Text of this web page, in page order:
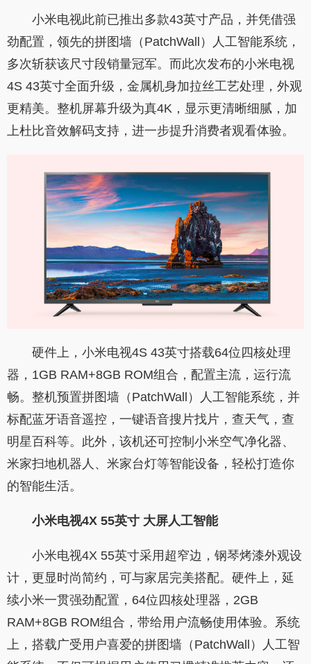
小米电视此前已推出多款43英寸产品，并凭借强
劲配置，领先的拼图墙（PatchWall）人工智能系统，
多次斩获该尺寸段销量冠军。而此次发布的小米电视
4S 43英寸全面升级，金属机身加拉丝工艺处理，外观
更精美。整机屏幕升级为真4K，显示更清晰细腻，加
上杜比音效解码支持，进一步提升消费者观看体验。
硬件上，小米电视4S 43英寸搭载64位四核处理
器，1GB RAM+8GB ROM组合，配置主流，运行流
畅。整机预置拼图墙（PatchWall）人工智能系统，并
标配蓝牙语音遥控，一键语音搜片找片，查天气，查
明星百科等。此外，该机还可控制小米空气净化器、
米家扫地机器人、米家台灯等智能设备，轻松打造你
的智能生活。
小米电视4X 55英寸 大屏人工智能
小米电视4X 55英寸采用超窄边，钢琴烤漆外观设
计，更显时尚简约，可与家居完美搭配。硬件上，延
续小米一贯强劲配置，64位四核处理器，2GB
RAM+8GB ROM组合，带给用户流畅使用体验。系统
上，搭载广受用户喜爱的拼图墙（PatchWall）人工智